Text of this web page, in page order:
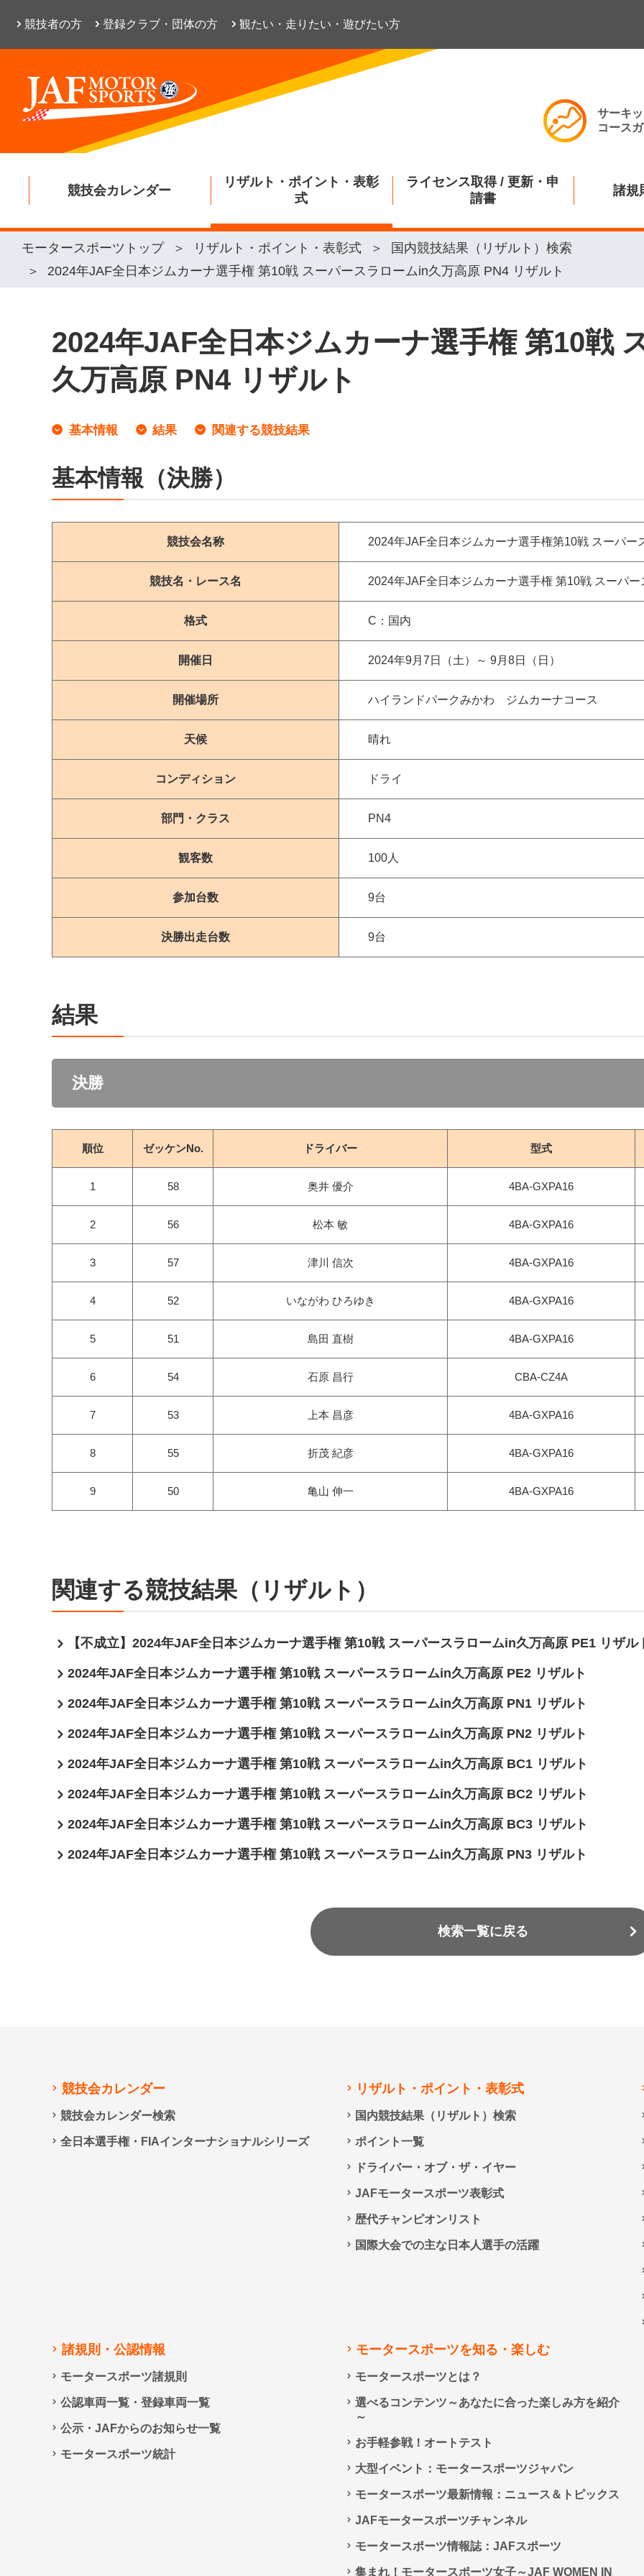
競技者の方 登録クラブ・団体の方 観たい・走りたい・遊びたい方
サーキ
コース
競技会カレンダー
リザルト・ポイント・表彰
式
ライセンス取得 / 更新・申
請書
諸規
モータースポーツトップ リザルト・ポイント・表彰式
国内競技結果（リザルト）検索
2024年JAF全日本ジムカーナ選手権 第10戦 スーパースラロームin久万高原 PN4 リザルト
2024年JAF全日本ジムカーナ選手権 第10戦
久万高原 PN4 リザルト
基本情報 結果 関連する競技結果
基本情報（決勝）
競技会名称 2024年JAF全日本ジムカーナ選手権第10戦 スーパー
競技名・レース名 2024年JAF全日本ジムカーナ選手権 第10戦 スーパ
格式 C：国内
開催日 2024年9月7日（土）～ 9月8日（日）
開催場所 ハイランドパークみかわ ジムカーナコース
天候 晴れ
コンディション ドライ
部門・クラス PN4
観客数 100人
参加台数 9台
決勝出走台数 9台
結果
決勝
順位 ゼッケンNo. ドライバー 型式
1 58 奥井 優介 4BA-GXPA16
2 56 松本 敏 4BA-GXPA16
3 57 津川 信次 4BA-GXPA16
4 52 いながわ ひろゆき 4BA-GXPA16
5 51 島田 直樹 4BA-GXPA16
6 54 石原 昌行 CBA-CZ4A
7 53 上本 昌彦 4BA-GXPA16
8 55 折茂 紀彦 4BA-GXPA16
9 50 亀山 伸一 4BA-GXPA16
関連する競技結果（リザルト）
【不成立】2024年JAF全日本ジムカーナ選手権 第10戦 スーパースラロームin久万高原 PE1 リザル
2024年JAF全日本ジムカーナ選手権 第10戦 スーパースラロームin久万高原 PE2 リザルト
2024年JAF全日本ジムカーナ選手権 第10戦 スーパースラロームin久万高原 PN1 リザルト
2024年JAF全日本ジムカーナ選手権 第10戦 スーパースラロームin久万高原 PN2 リザルト
2024年JAF全日本ジムカーナ選手権 第10戦 スーパースラロームin久万高原 BC1 リザルト
2024年JAF全日本ジムカーナ選手権 第10戦 スーパースラロームin久万高原 BC2 リザルト
2024年JAF全日本ジムカーナ選手権 第10戦 スーパースラロームin久万高原 BC3 リザルト
2024年JAF全日本ジムカーナ選手権 第10戦 スーパースラロームin久万高原 PN3 リザルト
検索一覧に戻る
競技会カレンダー
競技会カレンダー検索
全日本選手権・FIAインターナショナルシリーズ
リザルト・ポイント・表彰式
国内競技結果（リザルト）検索
ポイント一覧
ドライバー・オブ・ザ・イヤー
JAFモータースポーツ表彰式
歴代チャンピオンリスト
国際大会での主な日本人選手の活躍
諸規則・公認情報
モータースポーツ諸規則
公認車両一覧・登録車両一覧
公示・JAFからのお知らせ一覧
モータースポーツ統計
モータースポーツを知る・楽しむ
モータースポーツとは？
選べるコンテンツ～あなたに合った楽しみ方を紹介
～
お手軽参戦！オートテスト
大型イベント：モータースポーツジャパン
モータースポーツ最新情報：ニュース＆トピックス
JAFモータースポーツチャンネル
モータースポーツ情報誌：JAFスポーツ
集まれ！モータースポーツ女子～JAF WOMEN IN